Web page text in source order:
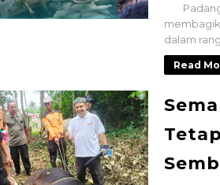
Padang
dalam
Read